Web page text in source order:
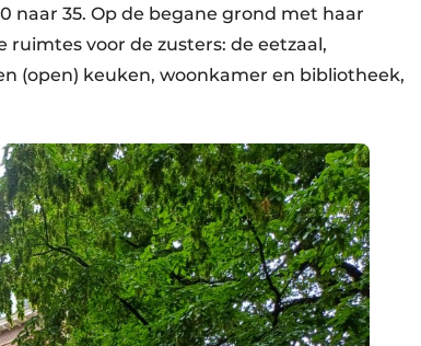
naar 35. Op de begane grond met haar
voor de zusters: de eetzaal,
(open) keuken, woonkamer en bibliotheek,